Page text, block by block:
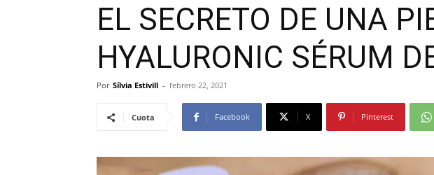
EL SECRETO DE UNA
HYALURONIC SÉRUM
Por Sílvia Estivill - febrero 22, 2021
Cuota Facebook X Pinterest